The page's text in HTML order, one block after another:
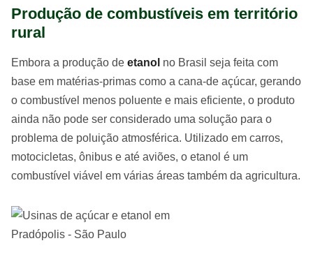
Produção de combustíveis em território
rural
Embora a produção de etanol no Brasil seja feita com
base em matérias-primas como a cana-de açúcar, gerando
o combustível menos poluente e mais eficiente, o produto
ainda não pode ser considerado uma solução para o
problema de poluição atmosférica. Utilizado em carros,
motocicletas, ônibus e até aviões, o etanol é um
combustível viável em várias áreas também da agricultura.